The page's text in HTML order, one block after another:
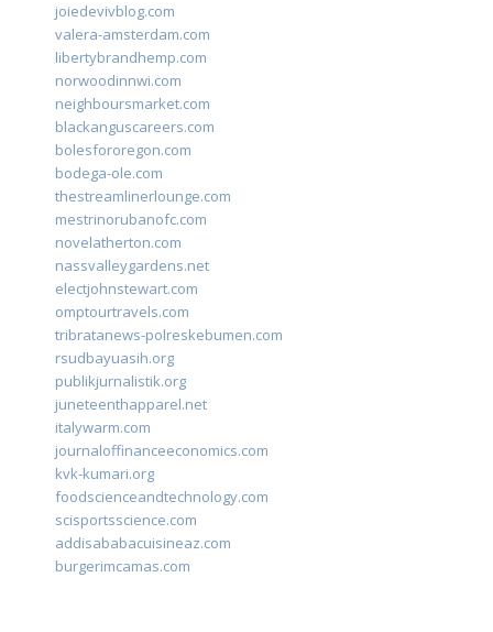
joiedevivblog.com
valera-amsterdam.com
libertybrandhemp.com
norwoodinnwi.com
neighboursmarket.com
blackanguscareers.com
bolesfororegon.com
bodega-ole.com
thestreamlinerlounge.com
mestrinorubanofc.com
novelatherton.com
nassvalleygardens.net
electjohnstewart.com
omptourtravels.com
tribratanews-polreskebumen.com
rsudbayuasih.org
publikjurnalistik.org
juneteenthapparel.net
italywarm.com
journaloffinanceeconomics.com
kvk-kumari.org
foodscienceandtechnology.com
scisportsscience.com
addisababacuisineaz.com
burgerimcamas.com